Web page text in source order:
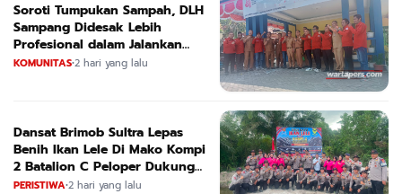
Soroti Tumpukan Sampah, DLH
Sampang Didesak Lebih
Profesional dalam Jalankan
Tugas
KOMUNITAS•2 hari yang lalu
Dansat Brimob Sultra Lepas
Benih Ikan Lele Di Mako Kompi
2 Batalion C Peloper Dukung
ketahanan Pangan Nasional
PERISTIWA•2 hari yang lalu